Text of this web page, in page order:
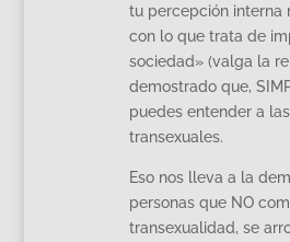
tu percepción interna
con lo que trata de
sociedad» (valga la
demostrado que,
puedes entender a
transexuales.
Eso nos lleva a la
personas que NO
transexualidad, se